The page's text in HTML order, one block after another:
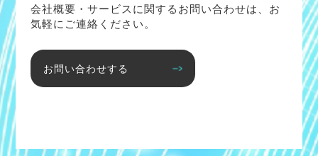
会社概要・サービスに関するお問い合わせは、お
気軽にご連絡ください。
お問い合わせする